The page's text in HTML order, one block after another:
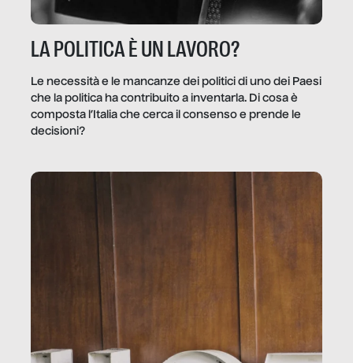
LA POLITICA È UN LAVORO?
Le necessità e le mancanze dei politici di uno dei Paesi
che la politica ha contribuito a inventarla. Di cosa è
composta l’Italia che cerca il consenso e prende le
decisioni?